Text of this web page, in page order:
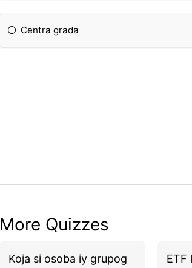
Centra grada
More Quizzes
Koja si osoba iy grupog ETF